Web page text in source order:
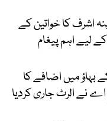
اشرف کا خواتین کے
لیے اہم پیغام
بہاؤ میں اضافے کا
اے نے الرٹ جاری کردیا